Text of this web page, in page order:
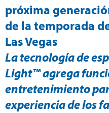
próxima
de la temporada
Las Vegas
La tecnología de
Light™ agrega
entretenimiento
experiencia de los